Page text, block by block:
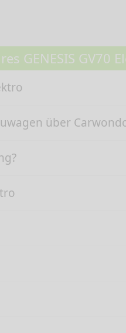
GENESIS GV70
über